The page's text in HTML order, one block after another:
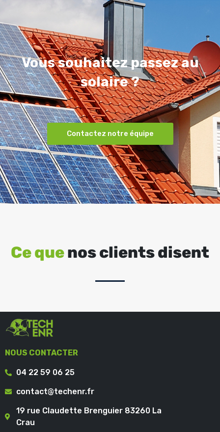
Vous souhaitez passez au
solaire ?
Contactez notre équipe
Ce quenos clients disent
NOUS CONTACTER
04 22 59 06 25
contact@techenr.fr
19 rue Claudette Brenguier 83260 La
Crau